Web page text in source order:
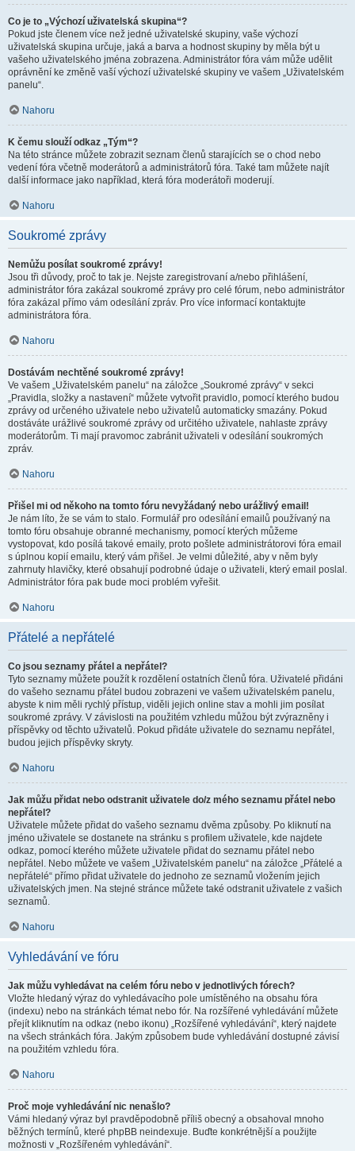
Co je to „Výchozí uživatelská skupina“?
Pokud jste členem více než jedné uživatelské skupiny, vaše výchozí
uživatelská skupina určuje, jaká a barva a hodnost skupiny by měla být u
vašeho uživatelského jména zobrazena. Administrátor fóra vám může udělit
oprávnění ke změně vaší výchozí uživatelské skupiny ve vašem „Uživatelském
panelu“.
Nahoru
K čemu slouží odkaz „Tým“?
Na této stránce můžete zobrazit seznam členů starajících se o chod nebo
vedení fóra včetně moderátorů a administrátorů fóra. Také tam můžete najít
další informace jako například, která fóra moderátoři moderují.
Nahoru
Soukromé zprávy
Nemůžu posílat soukromé zprávy!
Jsou tři důvody, proč to tak je. Nejste zaregistrovaní a/nebo přihlášení,
administrátor fóra zakázal soukromé zprávy pro celé fórum, nebo administrátor
fóra zakázal přímo vám odesílání zpráv. Pro více informací kontaktujte
administrátora fóra.
Nahoru
Dostávám nechtěné soukromé zprávy!
Ve vašem „Uživatelském panelu“ na záložce „Soukromé zprávy“ v sekci
„Pravidla, složky a nastavení“ můžete vytvořit pravidlo, pomocí kterého budou
zprávy od určeného uživatele nebo uživatelů automaticky smazány. Pokud
dostáváte urážlivé soukromé zprávy od určitého uživatele, nahlaste zprávy
moderátorům. Ti mají pravomoc zabránit uživateli v odesílání soukromých
zpráv.
Nahoru
Přišel mi od někoho na tomto fóru nevyžádaný nebo urážlivý email!
Je nám líto, že se vám to stalo. Formulář pro odesílání emailů používaný na
tomto fóru obsahuje obranné mechanismy, pomocí kterých můžeme
vystopovat, kdo posílá takové emaily, proto pošlete administrátorovi fóra email
s úplnou kopií emailu, který vám přišel. Je velmi důležité, aby v něm byly
zahrnuty hlavičky, které obsahují podrobné údaje o uživateli, který email poslal.
Administrátor fóra pak bude moci problém vyřešit.
Nahoru
Přátelé a nepřátelé
Co jsou seznamy přátel a nepřátel?
Tyto seznamy můžete použít k rozdělení ostatních členů fóra. Uživatelé přidáni
do vašeho seznamu přátel budou zobrazeni ve vašem uživatelském panelu,
abyste k nim měli rychlý přístup, viděli jejich online stav a mohli jim posílat
soukromé zprávy. V závislosti na použitém vzhledu můžou být zvýrazněny i
příspěvky od těchto uživatelů. Pokud přidáte uživatele do seznamu nepřátel,
budou jejich příspěvky skryty.
Nahoru
Jak můžu přidat nebo odstranit uživatele do/z mého seznamu přátel nebo
nepřátel?
Uživatele můžete přidat do vašeho seznamu dvěma způsoby. Po kliknutí na
jméno uživatele se dostanete na stránku s profilem uživatele, kde najdete
odkaz, pomocí kterého můžete uživatele přidat do seznamu přátel nebo
nepřátel. Nebo můžete ve vašem „Uživatelském panelu“ na záložce „Přátelé a
nepřátelé“ přímo přidat uživatele do jednoho ze seznamů vložením jejich
uživatelských jmen. Na stejné stránce můžete také odstranit uživatele z vašich
seznamů.
Nahoru
Vyhledávání ve fóru
Jak můžu vyhledávat na celém fóru nebo v jednotlivých fórech?
Vložte hledaný výraz do vyhledávacího pole umístěného na obsahu fóra
(indexu) nebo na stránkách témat nebo fór. Na rozšířené vyhledávání můžete
přejít kliknutím na odkaz (nebo ikonu) „Rozšířené vyhledávání“, který najdete
na všech stránkách fóra. Jakým způsobem bude vyhledávání dostupné závisí
na použitém vzhledu fóra.
Nahoru
Proč moje vyhledávání nic nenašlo?
Vámi hledaný výraz byl pravděpodobně příliš obecný a obsahoval mnoho
běžných termínů, které phpBB neindexuje. Buďte konkrétnější a použijte
možnosti v „Rozšířeném vyhledávání“.